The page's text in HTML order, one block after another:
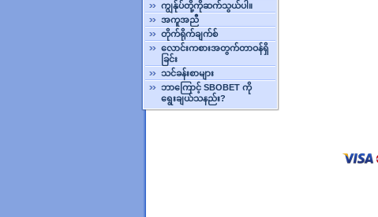
ကျွန်ုပ်တို့ကိုဆက်သွယ်ပါ။
အကူအညီ
တိုက်ရိုက်ချက်စ်
လောင်းကစားအတွက်တာဝန်ရှိ
ခြင်း
သင်ခန်းစာများ
ဘာကြောင့် SBOBET ကို
ရွေးချယ်သနည်း?